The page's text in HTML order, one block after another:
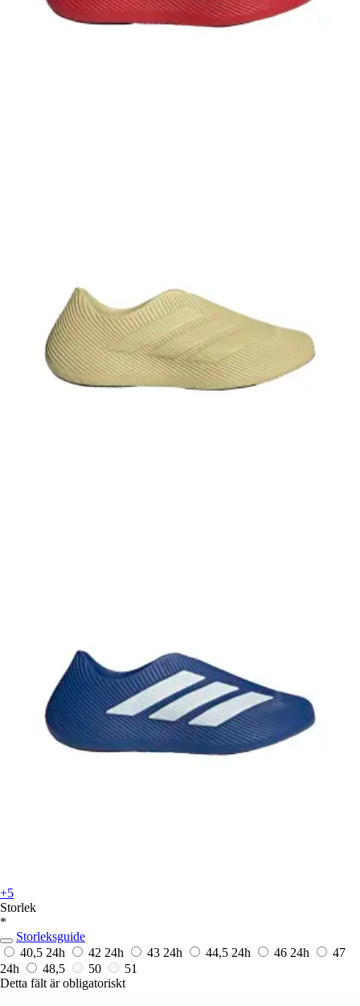
+5
Storlek
*
Storleksguide
40,5 24h 42 24h 43 24h 44,5 24h 46 24h
47
24h
48,5 50
51
Detta fält är obligatoriskt